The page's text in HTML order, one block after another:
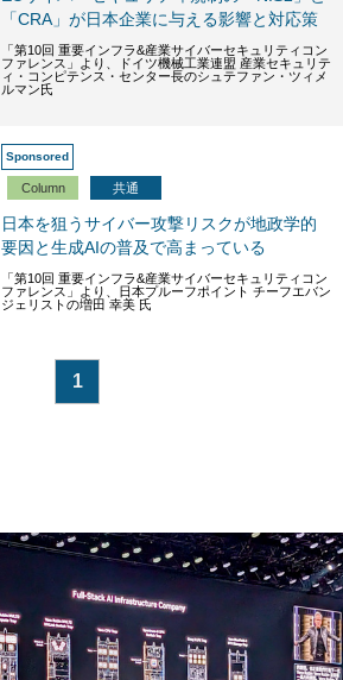
「CRA」が日本企業に与える影響と対応策
「第10回 重要インフラ&産業サイバーセキュリティコン
ファレンス」より、ドイツ機械工業連盟 産業セキュリテ
ィ・コンピテンス・センター長のシュテファン・ツィメ
ルマン氏
Column 共通
日本を狙うサイバー攻撃リスクが地政学的
要因と生成AIの普及で高まっている
「第10回 重要インフラ&産業サイバーセキュリティコン
ファレンス」より、日本プルーフポイント チーフエバン
ジェリストの増田 幸美 氏
1